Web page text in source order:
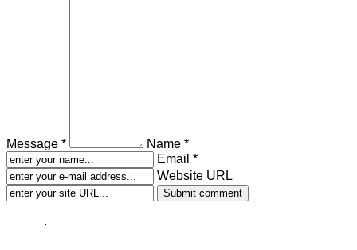
Message *
Name *
Email *
Website URL